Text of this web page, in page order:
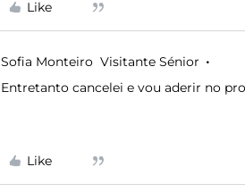
Like
Sofia Monteiro Visitante Sénior
Entretanto cancelei e vou aderir no
Like